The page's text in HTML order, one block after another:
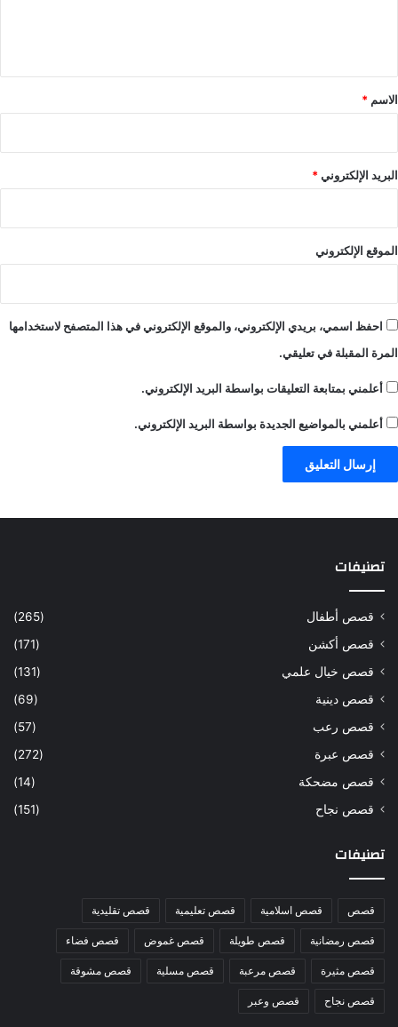
*
الاسم *
البريد الإلكتروني*
الموقع الإلكتروني
احفظ اسمي، بريدي الإلكتروني، والموقع الإلكتروني في هذا المتصفح لاستخدامها
المرة المقبلة في تعليقي.
أعلمني بمتابعة التعليقات بواسطة البريد الإلكتروني.
أعلمني بالمواضيع الجديدة بواسطة البريد الإلكتروني.
تصنيفات
قصص أطفال
(265)
قصص أكشن
(171)
قصص خيال علمي
(131)
قصص دينية
(69)
قصص رعب
(57)
قصص عبرة
(272)
قصص مضحكة
(14)
قصص نجاح
(151)
تصنيفات
قصص قصص اسلامية قصص تعليمية قصص تقليدية
قصص رمضانية قصص طويلة قصص غموض قصص فضاء
قصص مثيرة قصص مرعبة قصص مسلية قصص مشوقة
قصص نجاح قصص وعبر